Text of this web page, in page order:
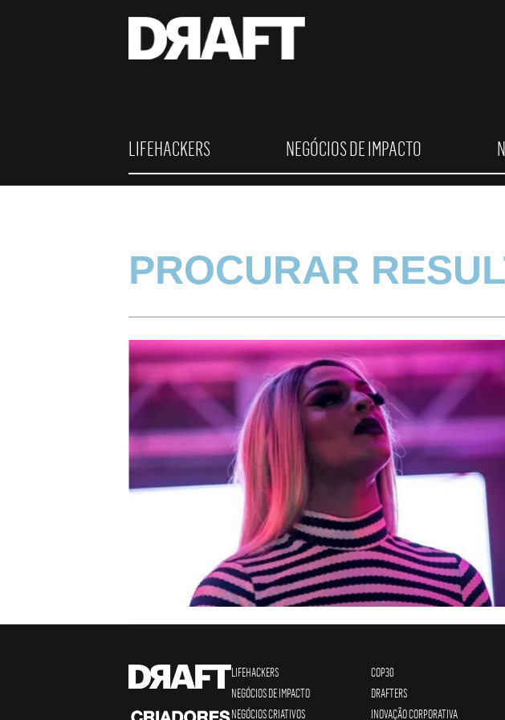
LIFEHACKERS NEGÓCIOS DE IMPACTO
PROCURAR
LIFEHACKERS
NEGÓCIOS DE IMPACTO
NEGÓCIOS CRIATIVOS
COP30
DRAFTERS
INOVAÇÃO CORPORATIVA